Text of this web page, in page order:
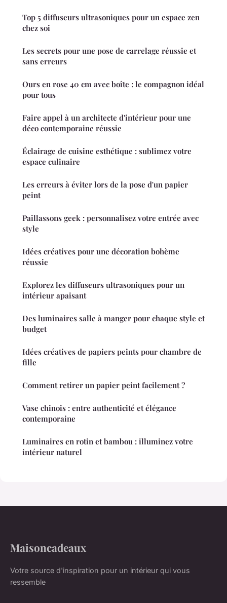
Top 5 diffuseurs ultrasoniques pour un espace zen
chez soi
Les secrets pour une pose de carrelage réussie et
sans erreurs
Ours en rose 40 cm avec boîte : le compagnon idéal
pour tous
Faire appel à un architecte d'intérieur pour une
déco contemporaine réussie
Éclairage de cuisine esthétique : sublimez votre
espace culinaire
Les erreurs à éviter lors de la pose d'un papier
peint
Paillassons geek : personnalisez votre entrée avec
style
Idées créatives pour une décoration bohème
réussie
Explorez les diffuseurs ultrasoniques pour un
intérieur apaisant
Des luminaires salle à manger pour chaque style et
budget
Idées créatives de papiers peints pour chambre de
fille
Comment retirer un papier peint facilement ?
Vase chinois : entre authenticité et élégance
contemporaine
Luminaires en rotin et bambou : illuminez votre
intérieur naturel
Maisoncadeaux
Votre source d'inspiration pour un intérieur qui vous
ressemble